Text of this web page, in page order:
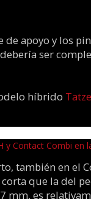
apoyo y los
ser
híbrido
también en el
que la del
mm, es